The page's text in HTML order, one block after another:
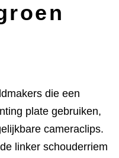
die een
plate gebruiken,
cameraclips.
linker schouderriem